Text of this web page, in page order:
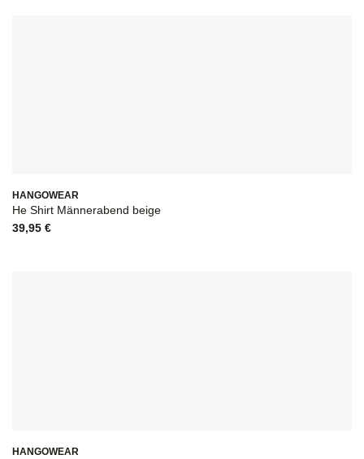
HANGOWEAR
He Shirt Männerabend beige
39,95 €
HANGOWEAR